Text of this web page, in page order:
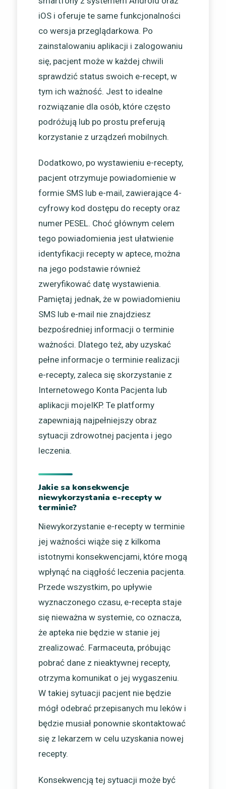
iOS i oferuje te same funkcjonalności
co wersja przeglądarkowa. Po
zainstalowaniu aplikacji i zalogowaniu
się, pacjent może w każdej chwili
sprawdzić status swoich e-recept, w
tym ich ważność. Jest to idealne
rozwiązanie dla osób, które często
podróżują lub po prostu preferują
korzystanie z urządzeń mobilnych.
Dodatkowo, po wystawieniu e-recepty,
pacjent otrzymuje powiadomienie w
formie SMS lub e-mail, zawierające 4-
cyfrowy kod dostępu do recepty oraz
numer PESEL. Choć głównym celem
tego powiadomienia jest ułatwienie
identyfikacji recepty w aptece, można
na jego podstawie również
zweryfikować datę wystawienia.
Pamiętaj jednak, że w powiadomieniu
SMS lub e-mail nie znajdziesz
bezpośredniej informacji o terminie
ważności. Dlatego też, aby uzyskać
pełne informacje o terminie realizacji
e-recepty, zaleca się skorzystanie z
Internetowego Konta Pacjenta lub
aplikacji mojeIKP. Te platformy
zapewniają najpełniejszy obraz
sytuacji zdrowotnej pacjenta i jego
leczenia.
Jakie sa konsekwencje
niewykorzystania e-recepty w
terminie?
Niewykorzystanie e-recepty w terminie
jej ważności wiąże się z kilkoma
istotnymi konsekwencjami, które mogą
wpłynąć na ciągłość leczenia pacjenta.
Przede wszystkim, po upływie
wyznaczonego czasu, e-recepta staje
się nieważna w systemie, co oznacza,
że apteka nie będzie w stanie jej
zrealizować. Farmaceuta, próbując
pobrać dane z nieaktywnej recepty,
otrzyma komunikat o jej wygaszeniu.
W takiej sytuacji pacjent nie będzie
mógł odebrać przepisanych mu leków i
będzie musiał ponownie skontaktować
się z lekarzem w celu uzyskania nowej
recepty.
Konsekwencją tej sytuacji może być